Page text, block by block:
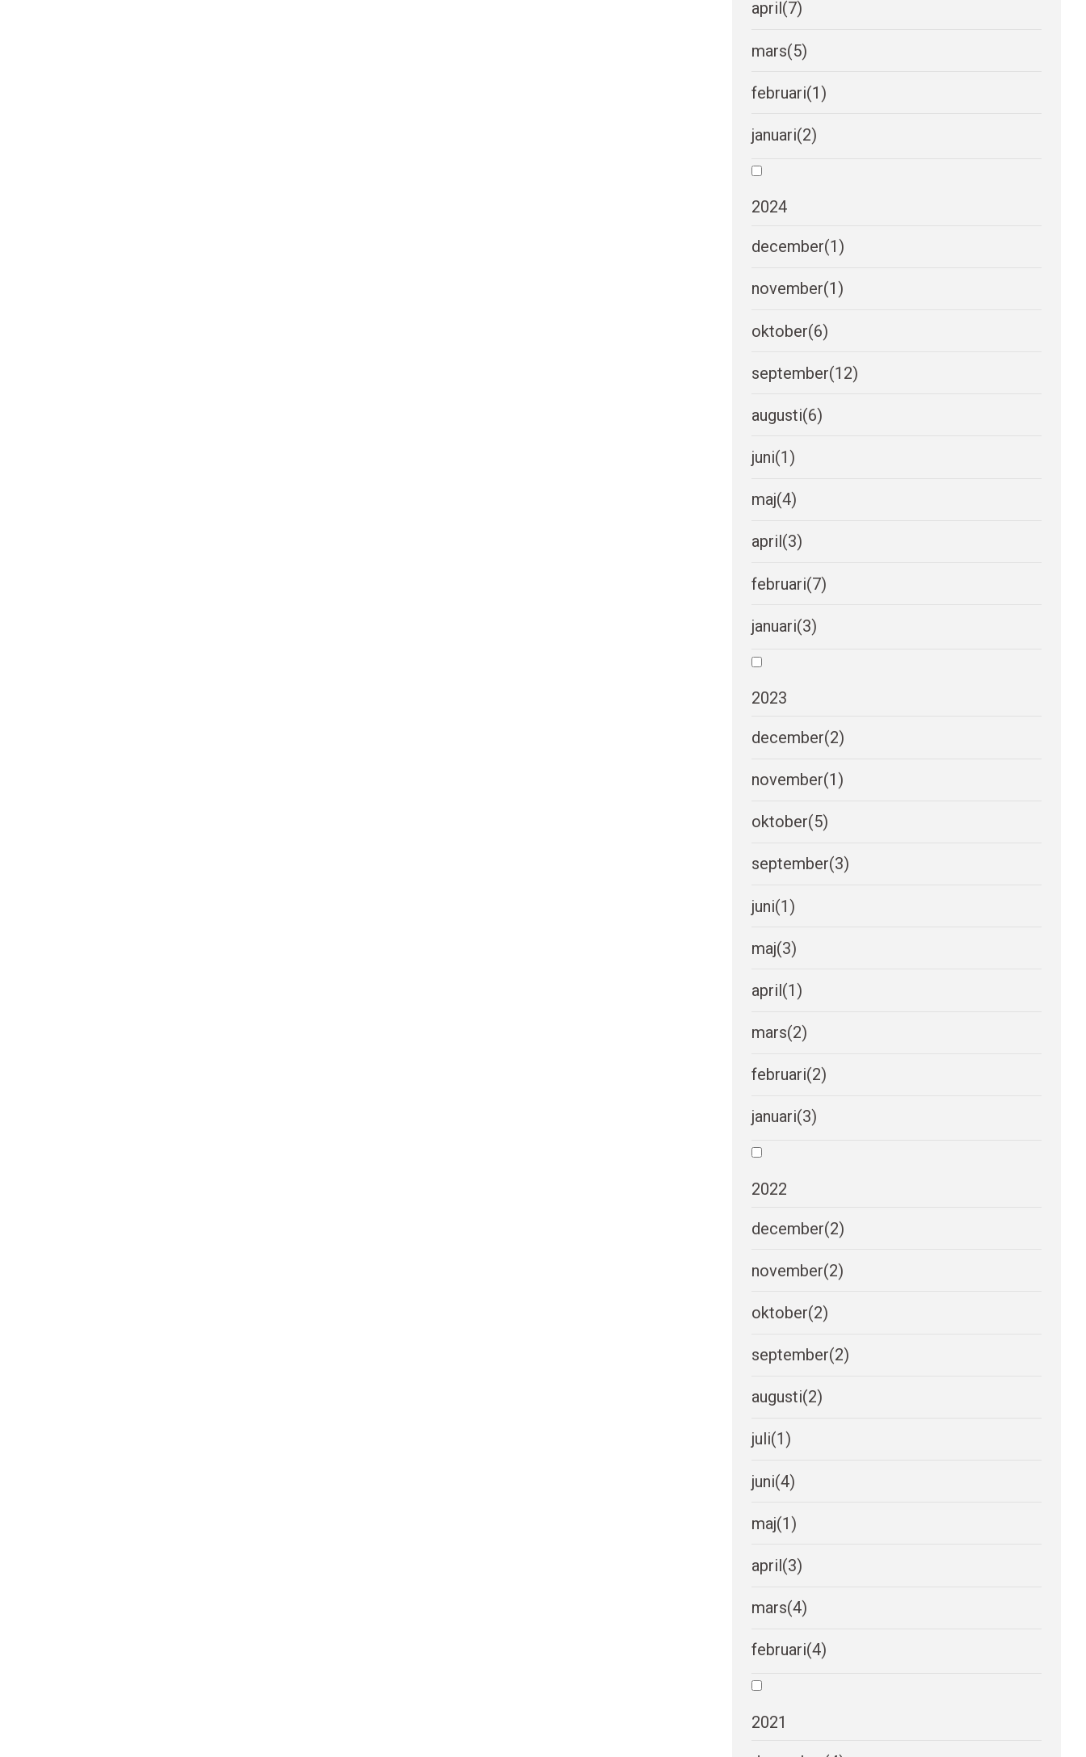
april (7)
mars(5)
februari(1)
januari(2)
2024
december(1)
november(1)
oktober(6)
september(12)
augusti(6)
juni(1)
maj(4)
april(3)
februari(7)
januari(3)
2023
december(2)
november(1)
oktober(5)
september(3)
juni(1)
maj(3)
april(1)
mars(2)
februari(2)
januari(3)
2022
december(2)
november(2)
oktober(2)
september(2)
augusti(2)
juli(1)
juni(4)
maj(1)
april(3)
mars(4)
februari(4)
2021